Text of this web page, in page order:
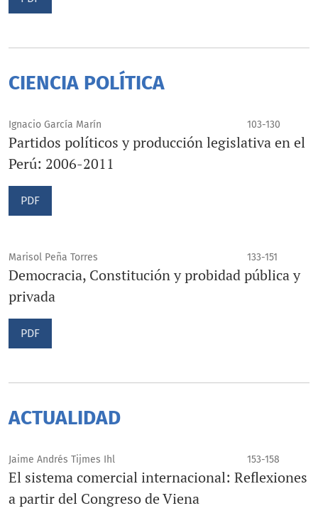
CIENCIA POLÍTICA
Ignacio García Marín 103-130
Partidos políticos y producción legislativa en el
Perú: 2006-2011
PDF
Marisol Peña Torres 133-151
Democracia, Constitución y probidad pública y
privada
PDF
ACTUALIDAD
Jaime Andrés Tijmes Ihl 153-158
El sistema comercial internacional: Reflexiones
a partir del Congreso de Viena